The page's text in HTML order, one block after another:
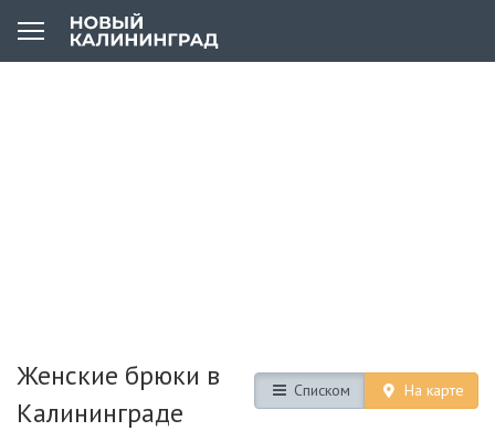
Списком На карте
Женские брюки в
Калининграде